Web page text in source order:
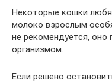
Некоторые кошки
молоко взрослым
не рекомендуется, оно
организмом.
Если решено